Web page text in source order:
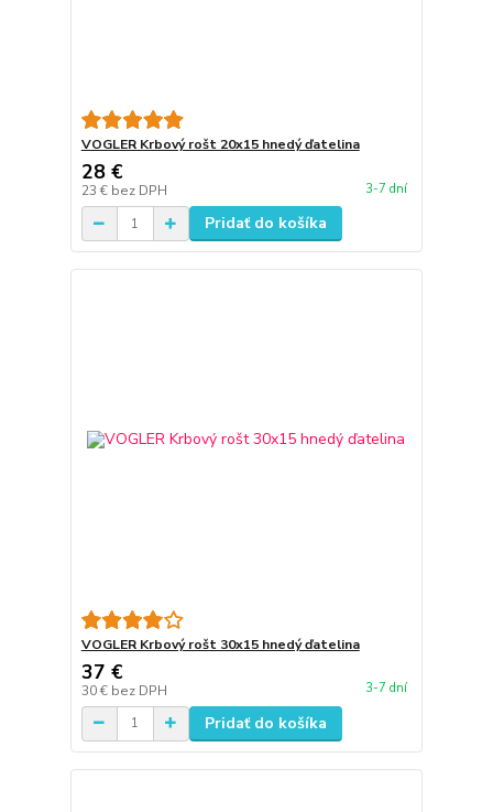
VOGLER Krbový rošt 20x15 hnedý ďatelina
28 €
23 € bez DPH 3-7 dní
Pridať do košíka
VOGLER Krbový rošt 30x15 hnedý ďatelina
37 €
30 € bez DPH 3-7 dní
Pridať do košíka